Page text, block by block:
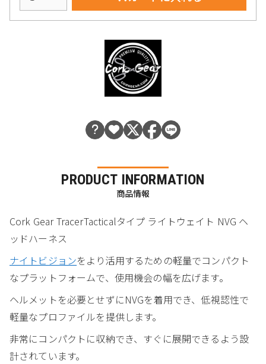
PRODUCT INFORMATION
商品情報
Cork Gear TracerTacticalタイプ ライトウェイト NVG ヘ
ッドハーネス
ナイトビジョンをより活用するための軽量でコンパクト
なプラットフォームで、使用機会の幅を広げます。
ヘルメットを必要とせずにNVGを着用でき、低視認性で
軽量なプロファイルを提供します。
非常にコンパクトに収納でき、すぐに展開できるよう設
計されています。